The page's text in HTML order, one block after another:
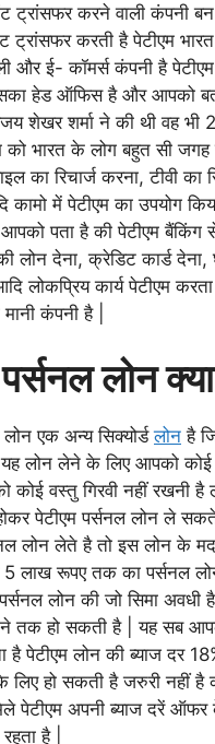
ट्रांसफर करने वाली कंपनी
करती है पेटीएम
और ई- कॉमर्स कंपनी है
हेड ऑफिस है और आपको
शेखर शर्मा ने की थी वह
को भारत के लोग बहुत सी
का रिचार्ज करना, टीवी का
कामो में पेटीएम का उपयोग
पता है की पेटीएम बैंकिंग
लोन देना, क्रेडिट कार्ड
लोकप्रिय कार्य पेटीएम
कंपनी है |
लोन
लोन एक अन्य सिक्योर्डलोन है
लोन लेने के लिए आपको कोई
कोई वस्तु गिरवी नहीं रखनी
पेटीएम पर्सनल लोन ले
लोन लेते है तो इस लोन के
लाख रूपए तक का पर्सनल
लोन की जो सिमा अवधी
तक हो सकती है | यह सब
है पेटीएम लोन की ब्याज दर
लिए हो सकती है जरुरी नहीं
पेटीएम अपनी ब्याज दरें
है |